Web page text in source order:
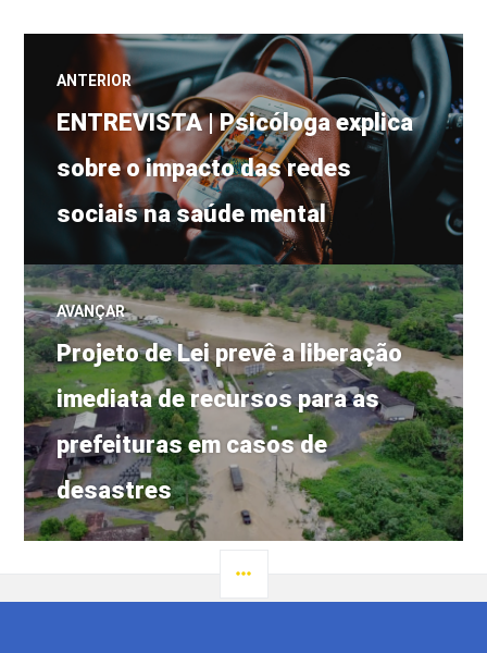
Navegação
de
Post
ANTERIOR
Post
anterior:
ENTREVISTA | Psicóloga explica
sobre o impacto das redes
sociais na saúde mental
AVANÇAR
Próximo
post:
Projeto de Lei prevê a liberação
imediata de recursos para as
prefeituras em casos de
desastres